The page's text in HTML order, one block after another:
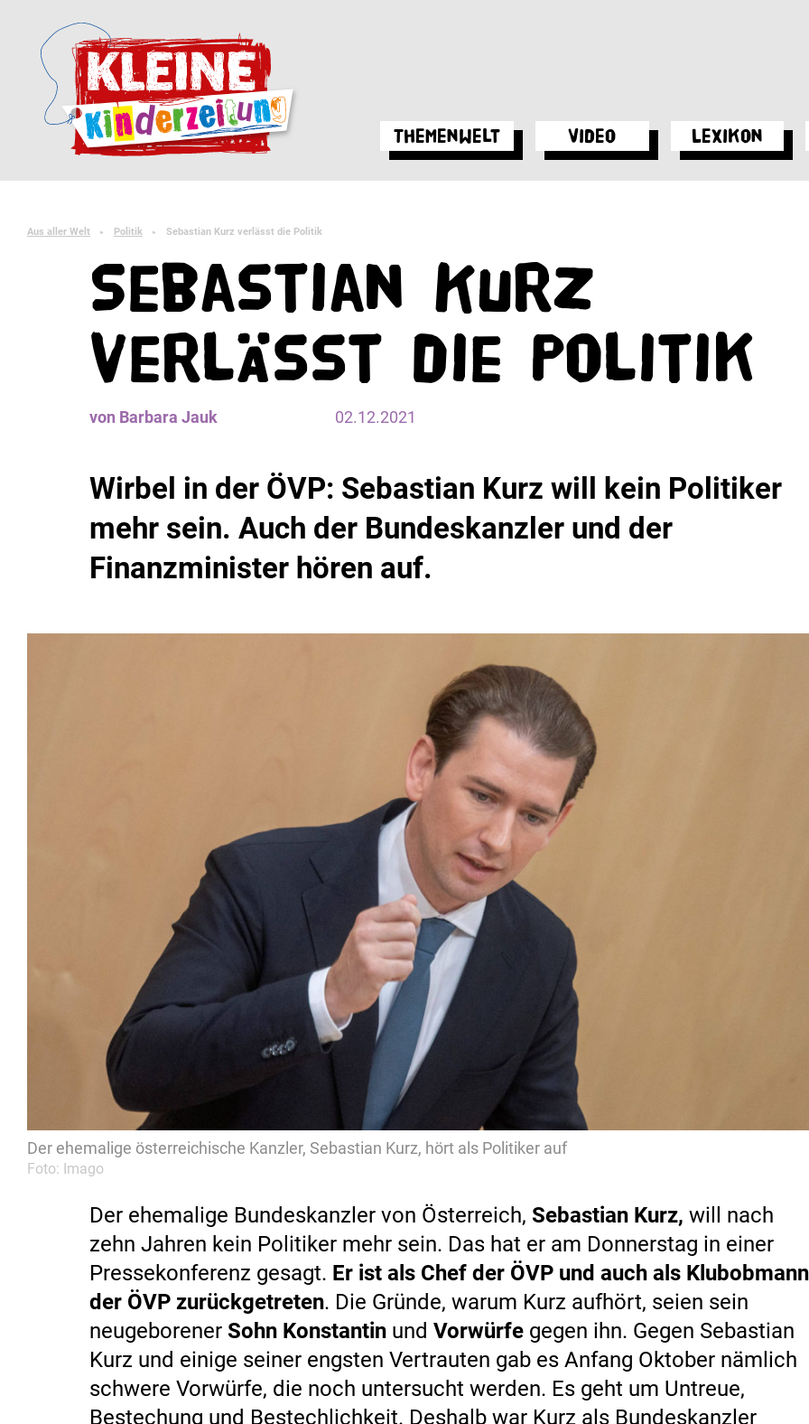
Themenwelt Video Lexikon
Aus aller Welt ► Politik ► Sebastian Kurz verlässt die Politik
Sebastian Kurz
verlässt die Politik
von Barbara Jauk 02.12.2021
Wirbel in der ÖVP: Sebastian Kurz will kein Politiker
mehr sein. Auch der Bundeskanzler und der
Finanzminister hören auf.
Der ehemalige österreichische Kanzler, Sebastian Kurz, hört als Politiker auf
Foto: Imago
Der ehemalige Bundeskanzler von Österreich, Sebastian Kurz, will nach
zehn Jahren kein Politiker mehr sein. Das hat er am Donnerstag in einer
Pressekonferenz gesagt. Er ist als Chef der ÖVP und auch als Klubobmann
der ÖVP zurückgetreten. Die Gründe, warum Kurz aufhört, seien sein
neugeborener Sohn Konstantin und Vorwürfe gegen ihn. Gegen Sebastian
Kurz und einige seiner engsten Vertrauten gab es Anfang Oktober nämlich
schwere Vorwürfe, die noch untersucht werden. Es geht um Untreue,
Bestechung und Bestechlichkeit. Deshalb war Kurz als Bundeskanzler